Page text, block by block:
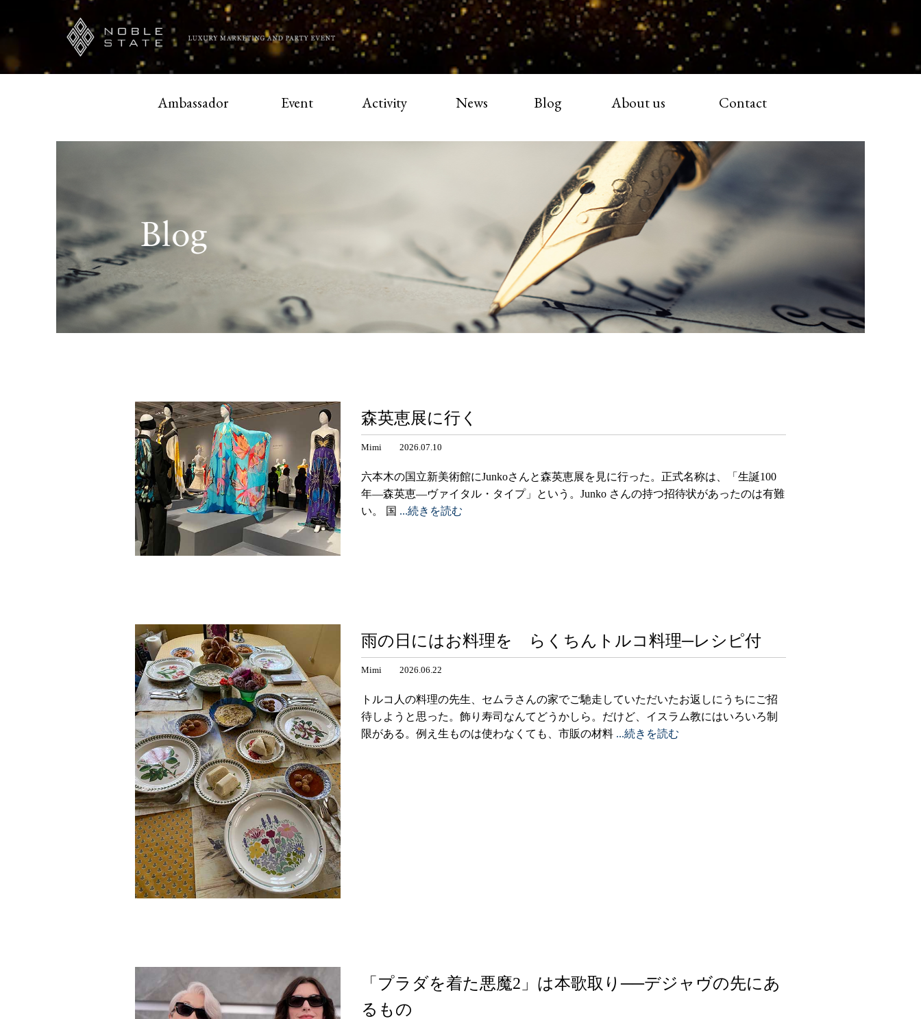
Ambassador Event Activity News Blog About us Contact
森英恵展に行く
Mimi 2026.07.10
六本木の国立新美術館にJunkoさんと森英恵展を見に行った。正式名称は、「生誕100
年―森英恵―ヴァイタル・タイプ」という。Junko さんの持つ招待状があったのは有難
い。 国 ...続きを読む
雨の日にはお料理を らくちんトルコ料理─レシピ付
Mimi 2026.06.22
トルコ人の料理の先生、セムラさんの家でご馳走していただいたお返しにうちにご招
待しようと思った。飾り寿司なんてどうかしら。だけど、イスラム教にはいろいろ制
限がある。例え生ものは使わなくても、市販の材料 ...続きを読む
「プラダを着た悪魔2」は本歌取り──デジャヴの先にあ
るもの